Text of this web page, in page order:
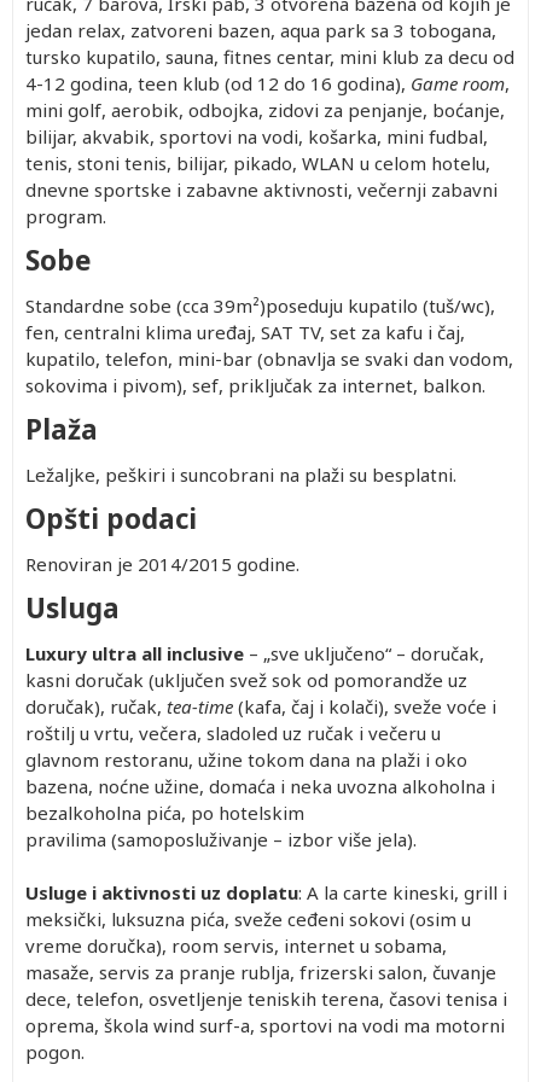
jedan relax, zatvoreni bazen, aqua park sa 3 tobogana,
tursko kupatilo, sauna, fitnes centar, mini klub za decu od
4-12 godina, teen klub (od 12 do 16 godina), Game room,
mini golf, aerobik, odbojka, zidovi za penjanje, boćanje,
bilijar, akvabik, sportovi na vodi, košarka, mini fudbal,
tenis, stoni tenis, bilijar, pikado, WLAN u celom hotelu,
dnevne sportske i zabavne aktivnosti, večernji zabavni
program.
Sobe
Standardne sobe (cca 39m²)poseduju kupatilo (tuš/wc),
fen, centralni klima uređaj, SAT TV, set za kafu i čaj,
kupatilo, telefon, mini-bar (obnavlja se svaki dan vodom,
sokovima i pivom), sef, priključak za internet, balkon.
Plaža
Ležaljke, peškiri i suncobrani na plaži su besplatni.
Opšti podaci
Renoviran je 2014/2015 godine.
Usluga
Luxury ultra all inclusive – „sve uključeno“ – doručak,
kasni doručak (uključen svež sok od pomorandže uz
doručak), ručak, tea-time (kafa, čaj i kolači), sveže voće i
roštilj u vrtu, večera, sladoled uz ručak i večeru u
glavnom restoranu, užine tokom dana na plaži i oko
bazena, noćne užine, domaća i neka uvozna alkoholna i
bezalkoholna pića, po hotelskim
pravilima (samoposluživanje – izbor više jela).
Usluge i aktivnosti uz doplatu: A la carte kineski, grill i
meksički, luksuzna pića, sveže ceđeni sokovi (osim u
vreme doručka), room servis, internet u sobama,
masaže, servis za pranje rublja, frizerski salon, čuvanje
dece, telefon, osvetljenje teniskih terena, časovi tenisa i
oprema, škola wind surf-a, sportovi na vodi ma motorni
pogon.